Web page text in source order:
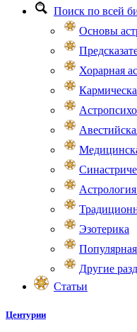
Поиск по всей
Основы
Хорарная
Эзотерика
Другие
Статьи
Центурии